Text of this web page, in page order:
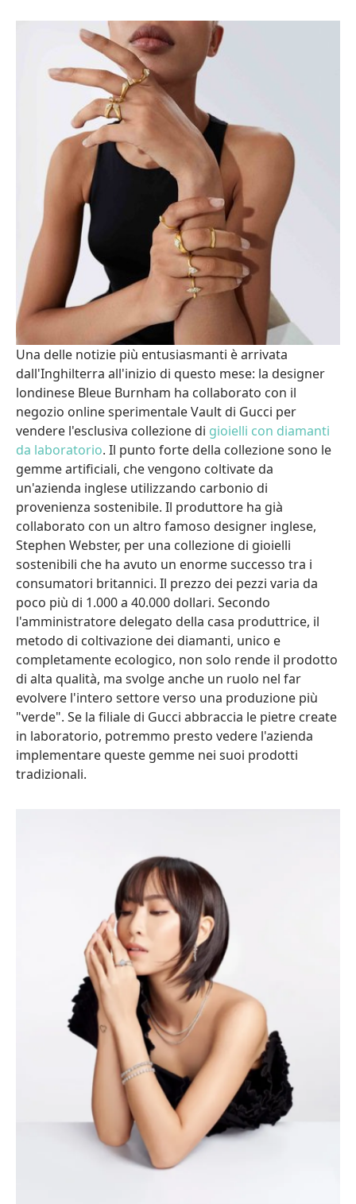
Una delle notizie più entusiasmanti è arrivata
dall'Inghilterra all'inizio di questo mese: la designer
londinese Bleue Burnham ha collaborato con il
negozio online sperimentale Vault di Gucci per
vendere l'esclusiva collezione di gioielli con diamanti
da laboratorio. Il punto forte della collezione sono le
gemme artificiali, che vengono coltivate da
un'azienda inglese utilizzando carbonio di
provenienza sostenibile. Il produttore ha già
collaborato con un altro famoso designer inglese,
Stephen Webster, per una collezione di gioielli
sostenibili che ha avuto un enorme successo tra i
consumatori britannici. Il prezzo dei pezzi varia da
poco più di 1.000 a 40.000 dollari. Secondo
l'amministratore delegato della casa produttrice, il
metodo di coltivazione dei diamanti, unico e
completamente ecologico, non solo rende il prodotto
di alta qualità, ma svolge anche un ruolo nel far
evolvere l'intero settore verso una produzione più
"verde". Se la filiale di Gucci abbraccia le pietre create
in laboratorio, potremmo presto vedere l'azienda
implementare queste gemme nei suoi prodotti
tradizionali.